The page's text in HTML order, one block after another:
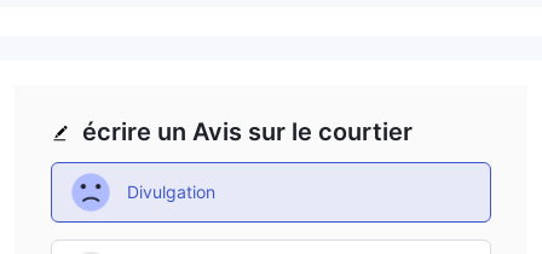
écrire un Avis sur le courtier
Divulgation